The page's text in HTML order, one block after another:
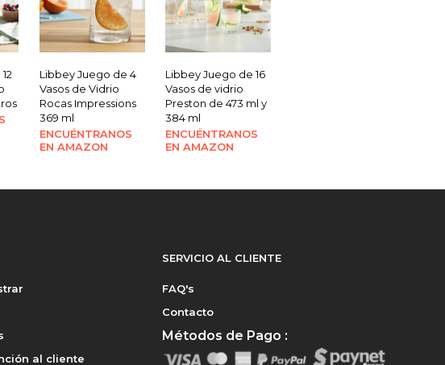
Libbey Juego de 4
Vasos de Vidrio
Rocas Impressions
369 ml
ENCUÉNTRANOS
EN AMAZON
Libbey Juego de 16
Vasos de vidrio
Preston de 473 ml y
384 ml
ENCUÉNTRANOS
EN AMAZON
al cliente
SERVICIO AL CLIENTE
FAQ's
Contacto
Métodos de Pago :